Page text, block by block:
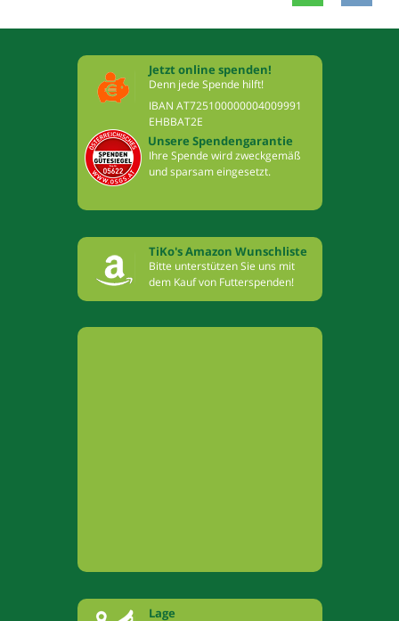
Jetzt online spenden!
Denn jede Spende hilft!
IBAN AT725100000004009991
EHBBAT2E
Unsere Spendengarantie
Ihre Spende wird zweckgemäß
und sparsam eingesetzt.
TiKo's Amazon Wunschliste
Bitte unterstützen Sie uns mit
dem Kauf von Futterspenden!
Lage